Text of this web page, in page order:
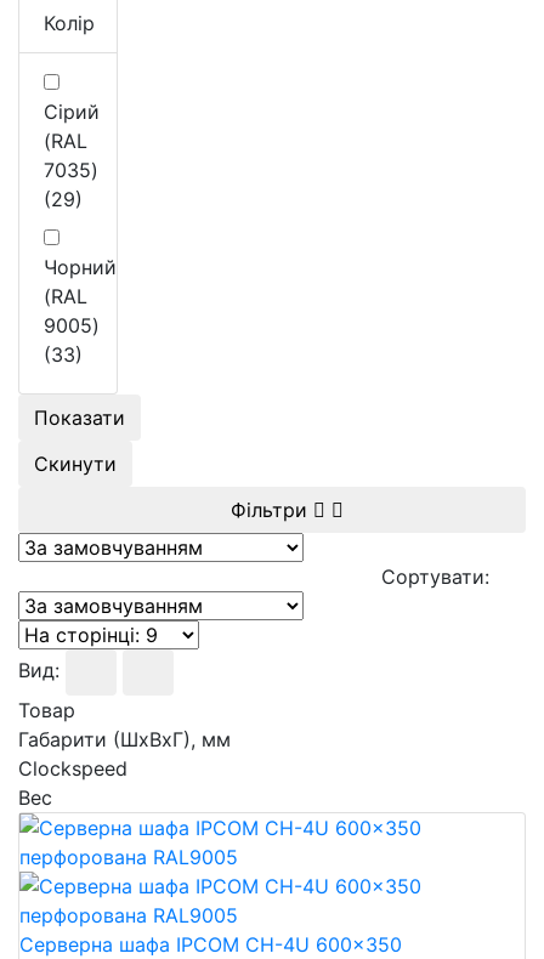
Колір
Сірий
(RAL
7035)
(29)
Чорний
(RAL
9005)
(33)
Показати
Скинути
Фільтри
Сортувати:
Вид:
Товар
Габарити (ШхВхГ), мм
Clockspeed
Вес
Серверна шафа IPCOM CH-4U 600x350